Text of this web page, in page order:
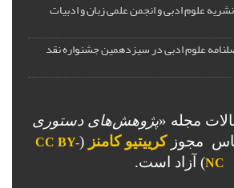
علوم ادبی و انجمن علمی زبان و ادبیات
علوم ادبی در سیزدهمین جشنواره نقد
مجله «پژوهش‌های دستوری
مجوزکرییتیو کامنز (
CC BY-
NC) آزاد است.